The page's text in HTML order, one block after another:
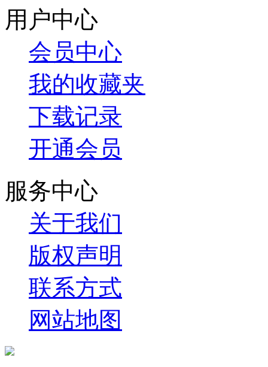
用户中心
会员中心
我的收藏夹
下载记录
开通会员
服务中心
关于我们
版权声明
联系方式
网站地图